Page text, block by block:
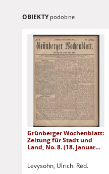
OBIEKTY podobne
Grünberger Wochenblatt:
Zeitung für Stadt und
Land, No. 8. (18. Januar
Levysohn, Ulrich. Red.